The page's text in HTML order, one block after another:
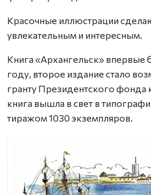
Красочные иллюстрации
увлекательным и интересным.
Книга «Архангельск» впервые
году, второе издание стало
гранту Президентского фонда
книга вышла в свет в
тиражом 1030 экземпляров.